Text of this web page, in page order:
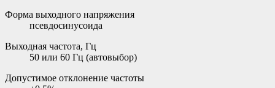
Форма выходного напряжения
псевдосинусоида
Выходная частота, Гц
50 или 60 Гц (автовыбор)
Допустимое отклонение частоты